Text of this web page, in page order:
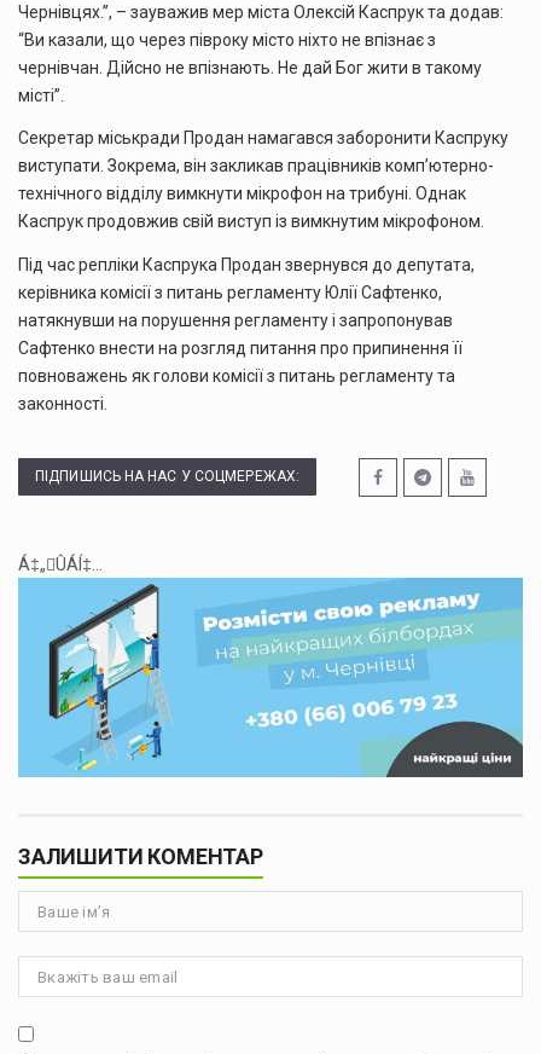
Чернівцях.”, – зауважив мер міста Олексій Каспрук та додав:
“Ви казали, що через півроку місто ніхто не впізнає з
чернівчан. Дійсно не впізнають. Не дай Бог жити в такому
місті”.
Секретар міськради Продан намагався заборонити Каспруку
виступати. Зокрема, він закликав працівників комп’ютерно-
технічного відділу вимкнути мікрофон на трибуні. Однак
Каспрук продовжив свій виступ із вимкнутим мікрофоном.
Під час репліки Каспрука Продан звернувся до депутата,
керівника комісії з питань регламенту Юлії Сафтенко,
натякнувши на порушення регламенту і запропонував
Сафтенко внести на розгляд питання про припинення її
повноважень як голови комісії з питань регламенту та
законності.
ПІДПИШИСЬ НА НАС У СОЦМЕРЕЖАХ:
Á‡„ÛÁÍ‡...
ЗАЛИШИТИ КОМЕНТАР